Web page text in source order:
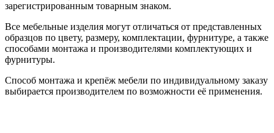
зарегистрированным товарным знаком.
Все мебельные изделия могут отличаться от представленных
образцов по цвету, размеру, комплектации, фурнитуре, а также
способами монтажа и производителями комплектующих и
фурнитуры.
Способ монтажа и крепёж мебели по индивидуальному заказу
выбирается производителем по возможности её применения.